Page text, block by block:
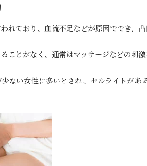
れており、血流不足などが原因ででき、
ことがなく、通常はマッサージなどの刺
ない女性に多いとされ、セルライトが